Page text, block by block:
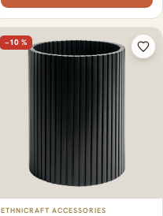
−10 %
ETHNICRAFT ACCESSORIES